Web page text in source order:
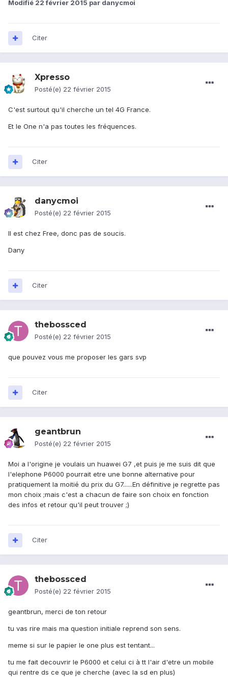
Modifié 22 février 2015 par danycmoi
Citer
Xpresso
Posté(e) 22 février 2015
C'est surtout qu'il cherche un tel 4G France.
Et le One n'a pas toutes les fréquences.
Citer
danycmoi
Posté(e) 22 février 2015
Il est chez Free, donc pas de soucis.
Dany
Citer
thebossced
Posté(e) 22 février 2015
que pouvez vous me proposer les gars svp
Citer
geantbrun
Posté(e) 22 février 2015
Moi a l'origine je voulais un huawei G7 ,et puis je me suis dit que
l'elephone P6000 pourrait etre une bonne alternative pour
pratiquement la moitié du prix du G7......En définitive je regrette pas
mon choix ;mais c'est a chacun de faire son choix en fonction
des infos et retour qu'il peut trouver ;)
Citer
thebossced
Posté(e) 22 février 2015
geantbrun, merci de ton retour
tu vas rire mais ma question initiale reprend son sens.
meme si sur le papier le one plus est tentant...
tu me fait decouvrir le P6000 et celui ci à tt l'air d'etre un mobile
qui rentre ds ce que je cherche (avec la sd en plus)